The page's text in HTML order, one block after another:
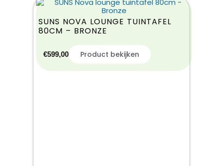
SUNS NOVA LOUNGE TUINTAFEL
80CM – BRONZE
€599,00 Product bekijken